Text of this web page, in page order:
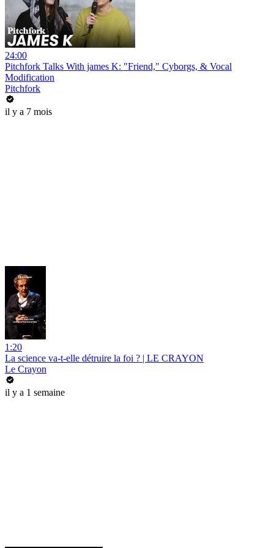
24:00
Pitchfork Talks With james K: "Friend," Cyborgs, & Vocal
Modification
Pitchfork
il y a 7 mois
1:20
La science va-t-elle détruire la foi ? | LE CRAYON
Le Crayon
il y a 1 semaine